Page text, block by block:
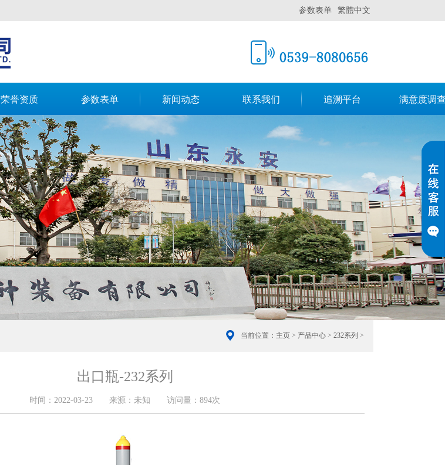
繁體中文
参数表单
荣誉资质 参数表单 新闻动态 联系我们 追溯平台 满意度调
当前位置： 主页 > 产品中心 > 232系列 >
出口瓶-232系列
时间：2022-03-23 来源：未知 访问量： 894次